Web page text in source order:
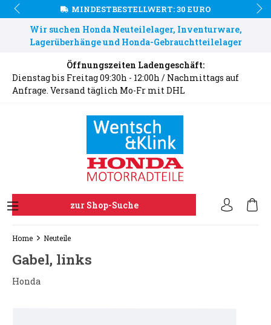
MINDESTBESTELLWERT: 30 EURO
Wir suchen Honda Neuteilelager, Inventurware,
Lagerüberhänge und Honda-Gebrauchtteilelager
Öffnungszeiten Ladengeschäft:
Dienstag bis Freitag 09:30h - 12:00h / Nachmittags auf
Anfrage. Versand täglich Mo-Fr mit DHL
zur Shop-Suche
Home Neuteile
Gabel, links
Honda